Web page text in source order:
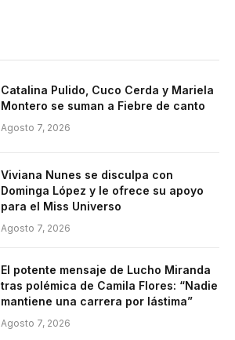
Catalina Pulido, Cuco Cerda y Mariela
Montero se suman a Fiebre de canto
Agosto 7, 2026
Viviana Nunes se disculpa con
Dominga López y le ofrece su apoyo
para el Miss Universo
Agosto 7, 2026
El potente mensaje de Lucho Miranda
tras polémica de Camila Flores: “Nadie
mantiene una carrera por lástima”
Agosto 7, 2026